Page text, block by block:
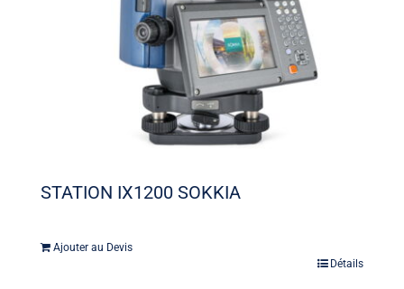
STATION IX1200 SOKKIA
Ajouter au Devis
Détails